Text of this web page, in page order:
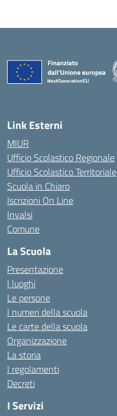
Link Esterni
MIUR
Ufficio Scolastico Regionale
Ufficio Scolastico Territoriale
Scuola in Chiaro
Iscrizioni On Line
Invalsi
Comune
La Scuola
Presentazione
I luoghi
Le persone
I numeri della scuola
Le carte della scuola
Organizzazione
La storia
I regolamenti
Decreti
I Servizi